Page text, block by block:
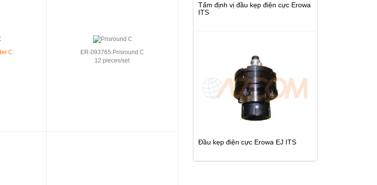
C
ER-093765 Prisround C
12 pieces/set
Tấm định vị đầu kẹp điện cực Erowa
ITS
Đầu kẹp điện cực Erowa EJ ITS